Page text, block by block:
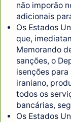
não imporão
adicionais
Os Estados
que,
Memorando
sanções, o
isenções
iraniano,
todos os
bancárias,
Os Estados